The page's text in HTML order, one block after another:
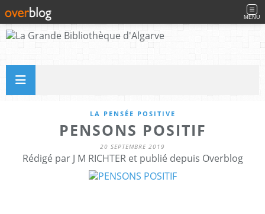
MENU
LA PENSÉE POSITIVE
PENSONS POSITIF
20 SEPTEMBRE 2019
Rédigé par J M RICHTER et publié depuis Overblog